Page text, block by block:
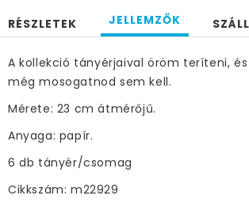
RÉSZLETEK JELLEMZŐK
A kollekció tányérjaival öröm teríteni,
még mosogatnod sem kell.
Mérete: 23 cm átmérőjű.
Anyaga: papír.
6 db tányér/csomag
Cikkszám: m22929